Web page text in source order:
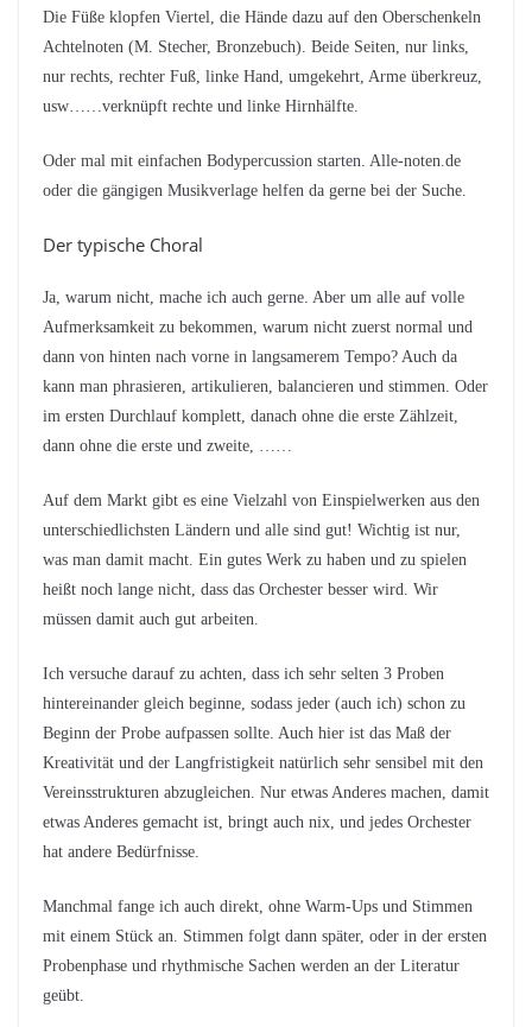
Die Füße klopfen Viertel, die Hände dazu auf den Oberschenkeln
Achtelnoten (M. Stecher, Bronzebuch). Beide Seiten, nur links,
nur rechts, rechter Fuß, linke Hand, umgekehrt, Arme überkreuz,
usw……verknüpft rechte und linke Hirnhälfte.
Oder mal mit einfachen Bodypercussion starten. Alle-noten.de
oder die gängigen Musikverlage helfen da gerne bei der Suche.
Der typische Choral
Ja, warum nicht, mache ich auch gerne. Aber um alle auf volle
Aufmerksamkeit zu bekommen, warum nicht zuerst normal und
dann von hinten nach vorne in langsamerem Tempo? Auch da
kann man phrasieren, artikulieren, balancieren und stimmen. Oder
im ersten Durchlauf komplett, danach ohne die erste Zählzeit,
dann ohne die erste und zweite, ……
Auf dem Markt gibt es eine Vielzahl von Einspielwerken aus den
unterschiedlichsten Ländern und alle sind gut! Wichtig ist nur,
was man damit macht. Ein gutes Werk zu haben und zu spielen
heißt noch lange nicht, dass das Orchester besser wird. Wir
müssen damit auch gut arbeiten.
Ich versuche darauf zu achten, dass ich sehr selten 3 Proben
hintereinander gleich beginne, sodass jeder (auch ich) schon zu
Beginn der Probe aufpassen sollte. Auch hier ist das Maß der
Kreativität und der Langfristigkeit natürlich sehr sensibel mit den
Vereinsstrukturen abzugleichen. Nur etwas Anderes machen, damit
etwas Anderes gemacht ist, bringt auch nix, und jedes Orchester
hat andere Bedürfnisse.
Manchmal fange ich auch direkt, ohne Warm-Ups und Stimmen
mit einem Stück an. Stimmen folgt dann später, oder in der ersten
Probenphase und rhythmische Sachen werden an der Literatur
geübt.